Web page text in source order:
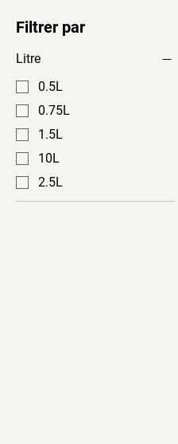
Filtrer par
Litre
0.5L
0.75L
1.5L
10L
2.5L